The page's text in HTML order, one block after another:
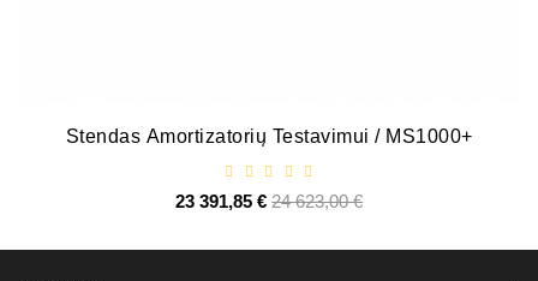
Stendas Amortizatorių Testavimui / MS1000+
23 391,85 € Базовая
24 623,00 €Цена